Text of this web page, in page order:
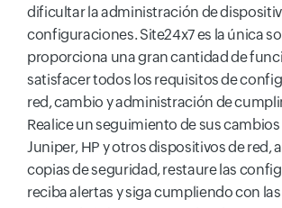
dificultar la administración de
configuraciones. Site24x7 es la única
proporciona una gran cantidad de
satisfacer todos los requisitos de
red, cambio y administración de
Realice un seguimiento de sus
Juniper, HP y otros dispositivos de red,
copias de seguridad, restaure las
reciba alertas y siga cumpliendo con